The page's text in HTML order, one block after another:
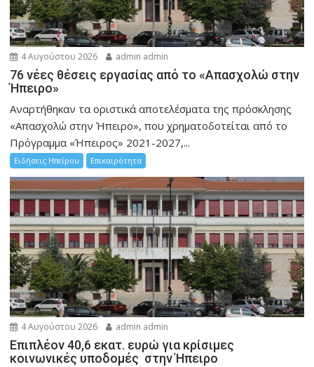
4 Αυγούστου 2026 admin admin
76 νέες θέσεις εργασίας από το «Απασχολώ στην
Ήπειρο»
Αναρτήθηκαν τα οριστικά αποτελέσματα της πρόσκλησης
«Απασχολώ στην Ήπειρο», που χρηματοδοτείται από το
Πρόγραμμα «Ήπειρος» 2021-2027,...
Ειδήσεις Ηπείρου Επικαιρότητα
4 Αυγούστου 2026 admin admin
Επιπλέον 40,6 εκατ. ευρώ για κρίσιμες
κοινωνικές υποδομές στην Ήπειρο